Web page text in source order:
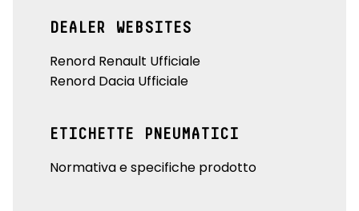
DEALER WEBSITES
Renord Renault Ufficiale
Renord Dacia Ufficiale
ETICHETTE PNEUMATICI
Normativa e specifiche prodotto